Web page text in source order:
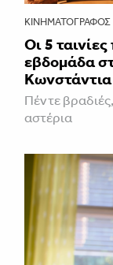
ΚΙΝΗΜΑΤΟΓΡΆΦΟΣ
Οι 5
εβδομάδα
Κωνστάντια
Πέντε
αστέρια